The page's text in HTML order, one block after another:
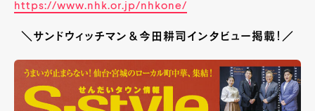
https://www.nhk.or.jp/nhkone/
＼サンドウィッチマン＆今田耕司インタビュー掲載！／